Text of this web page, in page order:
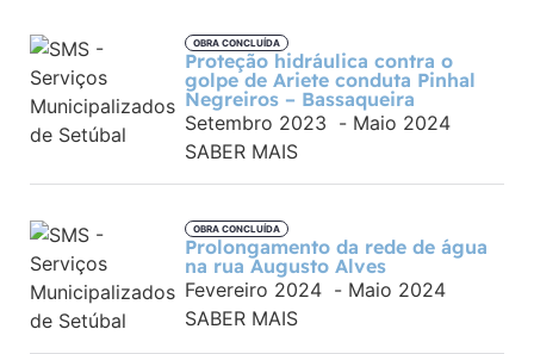
OBRA CONCLUÍDA
Proteção hidráulica contra o
golpe de Ariete conduta Pinhal
Negreiros – Bassaqueira
Setembro 2023 - Maio 2024
SABER MAIS
OBRA CONCLUÍDA
Prolongamento da rede de água
na rua Augusto Alves
Fevereiro 2024 - Maio 2024
SABER MAIS